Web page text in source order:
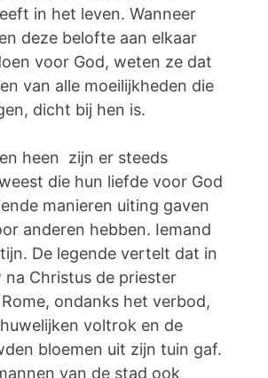
in het leven. Wanneer
deze belofte aan elkaar
voor God, weten ze dat
van alle moeilijkheden die
dicht bij hen is.
heen zijn er steeds
die hun liefde voor God
manieren uiting gaven
anderen hebben. Iemand
De legende vertelt dat in
na Christus de priester
ondanks het verbod,
voltrok en de
bloemen uit zijn tuin gaf.
van de stad ook